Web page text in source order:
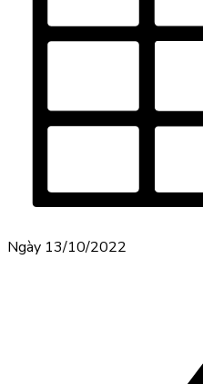
Ngày 13/10/2022